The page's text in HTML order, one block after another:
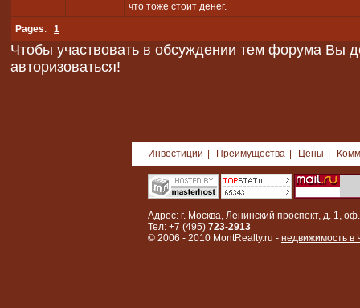
что тоже стоит денег.
Pages: 1
Чтобы участвовать в обсуждении тем форума Вы
авторизоваться!
Инвестиции Преимущества Цены
Адрес: г. Москва, Ленинский проспект, д. 1,
Тел: +7 (495) 723-2913
© 2006 - 2010 MontRealty.ru - недвижимость в